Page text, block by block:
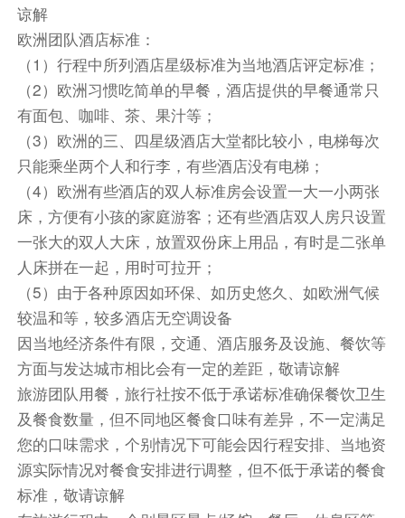
莲花温泉及水疗酒店
第11天
酒店内
湖区特色鳟鱼餐
这是一座镶嵌在花园里的古堡，用花园城堡来形容
匈牙利 塞克什白堡Bory Castle一点都不为过。里
面的楼梯充满天马行空的童话之感！ 这座城堡是
由匈牙利建筑师 JenBory 设计打造，于1923年开
始前后花了几十年的时间建造完成。城堡虽然不
大，但是步步都是景色。
中式团餐（六菜一汤）
餐饮
早餐：自理
中餐：自理
晚餐：自理
住宿
布达佩斯丽柏酒店 或 布达佩斯布达厄尔什假日酒店
或 布达佩斯城际酒店 或 莱昂纳多酒店布达佩斯 或
谅解
欧洲团队酒店标准：
（1）行程中所列酒店星级标准为当地酒店评定标准；
（2）欧洲习惯吃简单的早餐，酒店提供的早餐通常只
有面包、咖啡、茶、果汁等；
（3）欧洲的三、四星级酒店大堂都比较小，电梯每次
只能乘坐两个人和行李，有些酒店没有电梯；
（4）欧洲有些酒店的双人标准房会设置一大一小两张
床，方便有小孩的家庭游客；还有些酒店双人房只设置
一张大的双人大床，放置双份床上用品，有时是二张单
人床拼在一起，用时可拉开；
（5）由于各种原因如环保、如历史悠久、如欧洲气候
较温和等，较多酒店无空调设备
因当地经济条件有限，交通、酒店服务及设施、餐饮等
方面与发达城市相比会有一定的差距，敬请谅解
旅游团队用餐，旅行社按不低于承诺标准确保餐饮卫生
及餐食数量，但不同地区餐食口味有差异，不一定满足
您的口味需求，个别情况下可能会因行程安排、当地资
源实际情况对餐食安排进行调整，但不低于承诺的餐食
标准，敬请谅解